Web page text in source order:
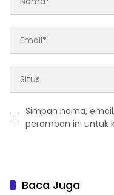
Simpan nama,
peramban ini untuk
Baca Juga